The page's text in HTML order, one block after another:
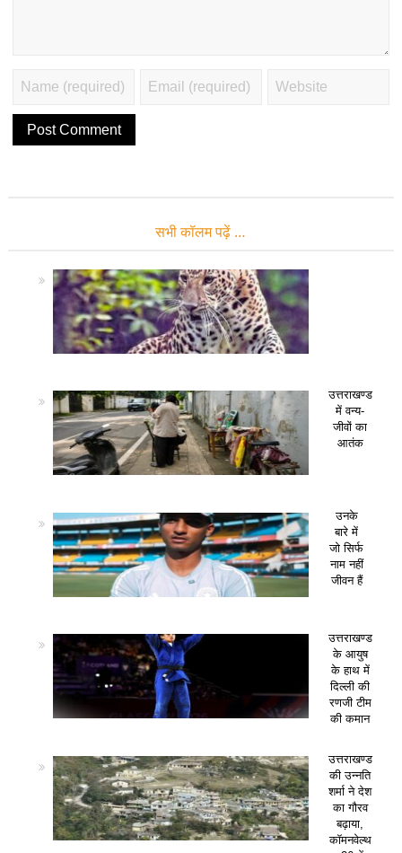
सभी कॉलम पढ़ें …
उत्तराखण्ड
में वन्य-
जीवों का
आतंक
उनके
बारे में
जो सिर्फ
नाम नहीं
जीवन हैं
उत्तराखण्ड
के आयुष
के हाथ में
दिल्ली की
रणजी टीम
की कमान
उत्तराखण्ड
की उन्नति
शर्मा ने देश
का गौरव
बढ़ाया,
कॉमनवेल्थ